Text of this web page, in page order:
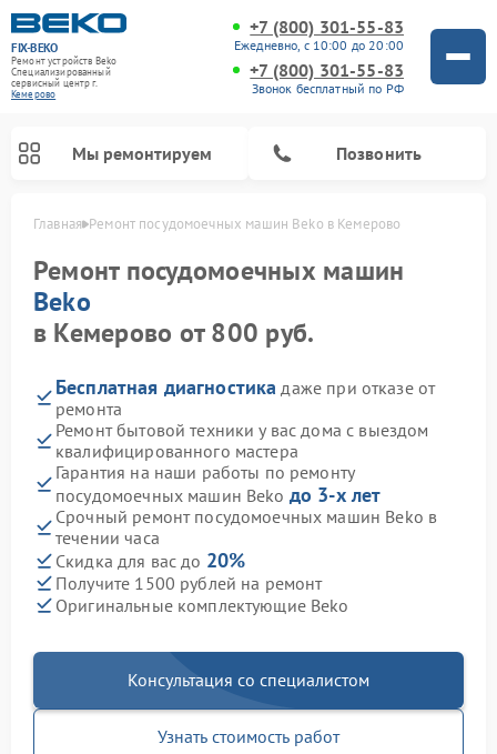
FIX-BEKO
Ремонт устройств Beko
Специализированный
cервисный центр г.
Кемерово
+7 (800) 301-55-83
Ежедневно, с 10:00 до 20:00
+7 (800) 301-55-83
Звонок бесплатный по РФ
Мы ремонтируем Позвонить
Главная Ремонт посудомоечных машин Beko в Кемерово
Ремонт посудомоечных машин
Beko
в Кемерово от 800 руб.
Бесплатная диагностика даже при отказе от
ремонта
Ремонт бытовой техники у вас дома с выездом
квалифицированного мастера
Гарантия на наши работы по ремонту
посудомоечных машин Beko до 3-х лет
Срочный ремонт посудомоечных машин Beko в
течении часа
Скидка для вас до 20%
Получите 1500 рублей на ремонт
Оригинальные комплектующие Beko
Консультация со специалистом
Узнать стоимость работ